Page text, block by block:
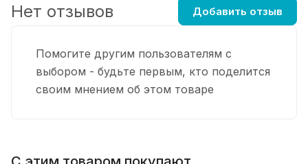
Помогите другим пользователям с
выбором - будьте первым, кто поделится
своим мнением об этом товаре
Нет отзывов Добавить отзыв